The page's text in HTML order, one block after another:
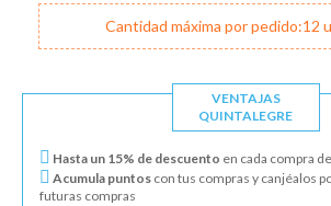
Cantidad máxima por pedido:12
VENTAJAS
QUINTALEGRE
Hasta un 15% de descuento en cada compra
Acumula puntos con tus compras y canjéalos
futuras compras